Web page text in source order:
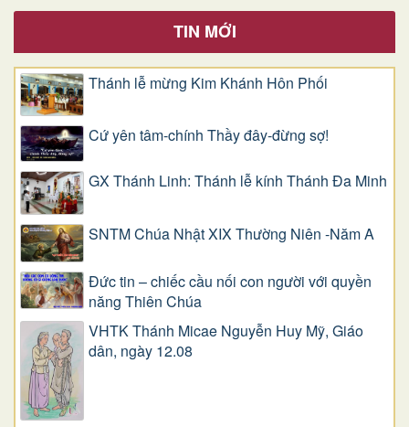
TIN MỚI
Thánh lễ mừng Kim Khánh Hôn Phối
Cứ yên tâm-chính Thầy đây-đừng sợ!
GX Thánh Linh: Thánh lễ kính Thánh Đa Minh
SNTM Chúa Nhật XIX Thường Niên -Năm A
Đức tin – chiếc cầu nối con người với quyền
năng Thiên Chúa
VHTK Thánh Micae Nguyễn Huy Mỹ, Giáo
dân, ngày 12.08